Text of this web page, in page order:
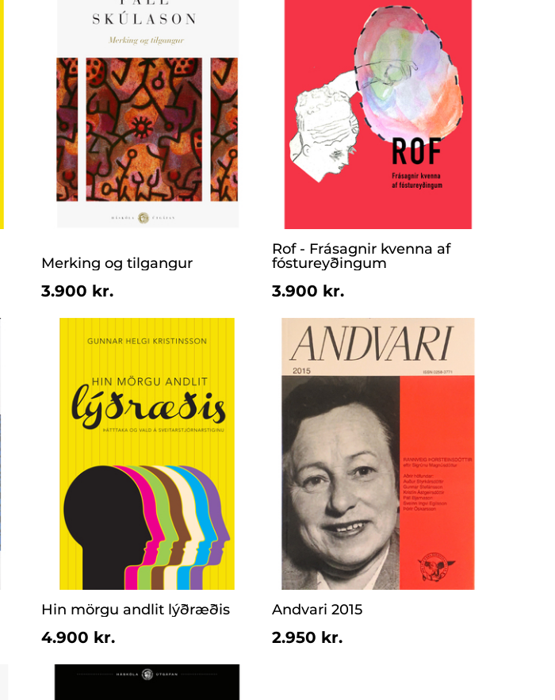
Merking og tilgangur
3.900 kr.
Rof - Frásagnir kvenna af
fóstureyðingum
3.900 kr.
Hin mörgu andlit lýðræðis
4.900 kr.
Andvari 2015
2.950 kr.